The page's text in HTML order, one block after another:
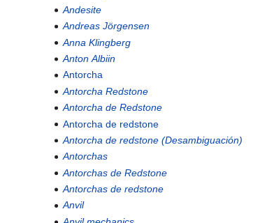
Andesite
Andreas Jörgensen
Anna Klingberg
Anton Albiin
Antorcha
Antorcha Redstone
Antorcha de Redstone
Antorcha de redstone
Antorcha de redstone (Desambiguación)
Antorchas
Antorchas de Redstone
Antorchas de redstone
Anvil